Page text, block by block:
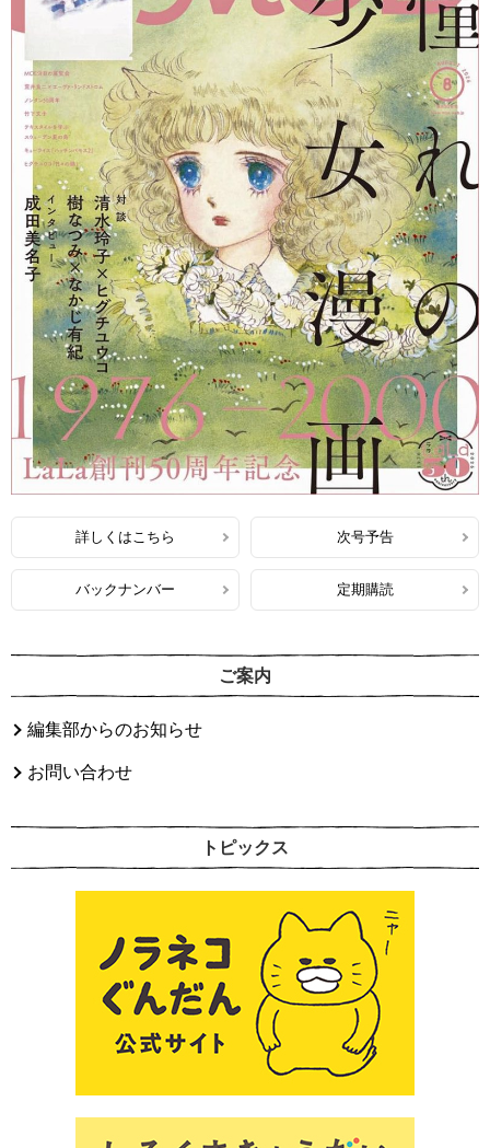
詳しくはこちら 次号予告
バックナンバー 定期購読
ご案内
編集部からのお知らせ
お問い合わせ
トピックス